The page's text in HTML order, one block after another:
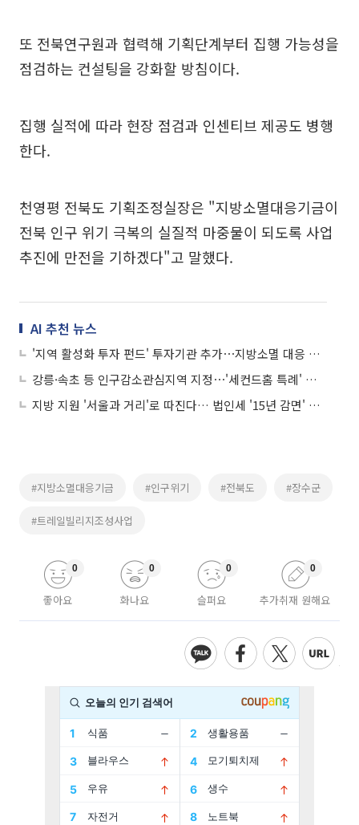
또 전북연구원과 협력해 기획단계부터 집행 가능성을
점검하는 컨설팅을 강화할 방침이다.
집행 실적에 따라 현장 점검과 인센티브 제공도 병행
한다.
천영평 전북도 기획조정실장은 "지방소멸대응기금이
전북 인구 위기 극복의 실질적 마중물이 되도록 사업
추진에 만전을 기하겠다"고 말했다.
AI 추천 뉴스
'지역 활성화 투자 펀드' 투자기관 추가⋯지방소멸 대응 강화
강릉·속초 등 인구감소관심지역 지정⋯'세컨드홈 특례' 등 적용
지방 지원 '서울과 거리'로 따진다… 법인세 '15년 감면' 승부수
#지방소멸대응기금 #인구위기 #전북도 #장수군
#트레일빌리지조성사업
좋아요
0
화나요
0
슬퍼요
0
추가취재 원해요
0